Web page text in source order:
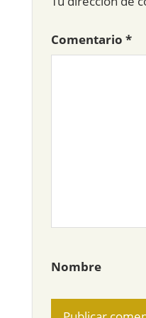
Comentario *
Nombre